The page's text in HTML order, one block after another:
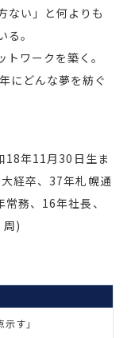
ない」と何よりも
。
ワークを築く。
にどんな夢を紡ぐ
年11月30日生ま
経卒、37年札幌通
務、16年社長、
)
示す」